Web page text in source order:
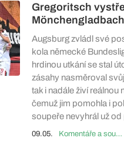
Gregoritsch
Mönchengladbach
Augsburg zvládl své
kola německé
hrdinou utkání se stal
zásahy nasměroval
tak i nadále živí reálnou
čemuž jim pomohla i
soupeře nevyhrál už od
09.05. Komentáře a souhrny